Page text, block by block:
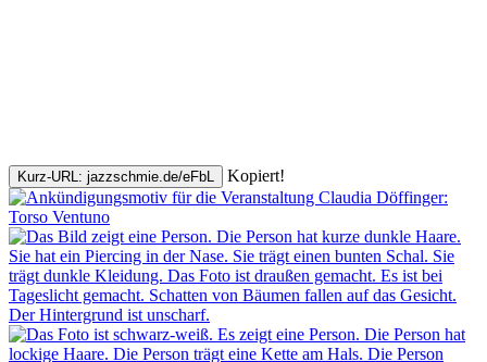
Kurz-URL: jazzschmie.de/eFbL Kopiert!